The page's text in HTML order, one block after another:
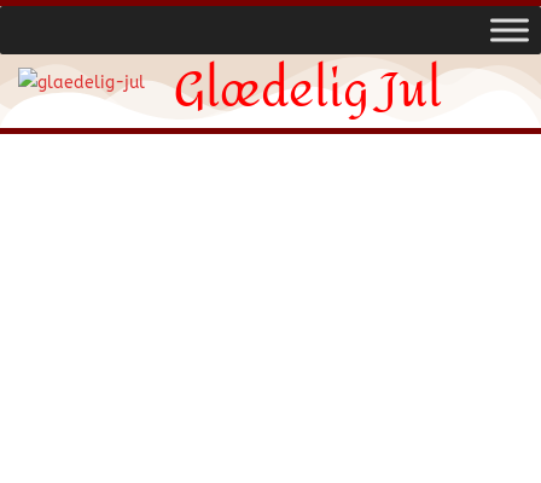
Glædelig Jul